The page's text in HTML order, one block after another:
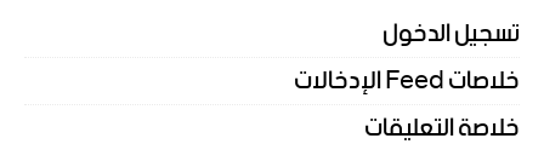
تسجيل الدخول
خلاصات Feed الإدخالات
خلاصة التعليقات